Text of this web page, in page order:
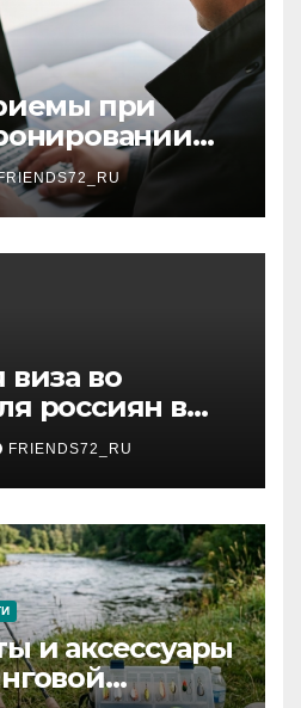
при
виза во
россиян в
от 3 дней
FRIENDS72_RU
и аксессуары